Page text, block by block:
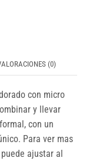
(0)
con micro
y llevar
con un
Para ver mas
ajustar al